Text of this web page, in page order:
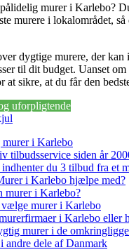
murer i Karlebo?
murere i lokalområdet,
dygtige murere, der
til dit budget. Uanset
at sikre, at du får den
uforpligtende
i Karlebo
tilbudsservice siden år
indhenter du 3 tilbud fra et
i Karlebo hjælpe med?
murer i Karlebo?
vælge murer i Karlebo
i Karlebo eller
murer i de
andre dele af Danmark